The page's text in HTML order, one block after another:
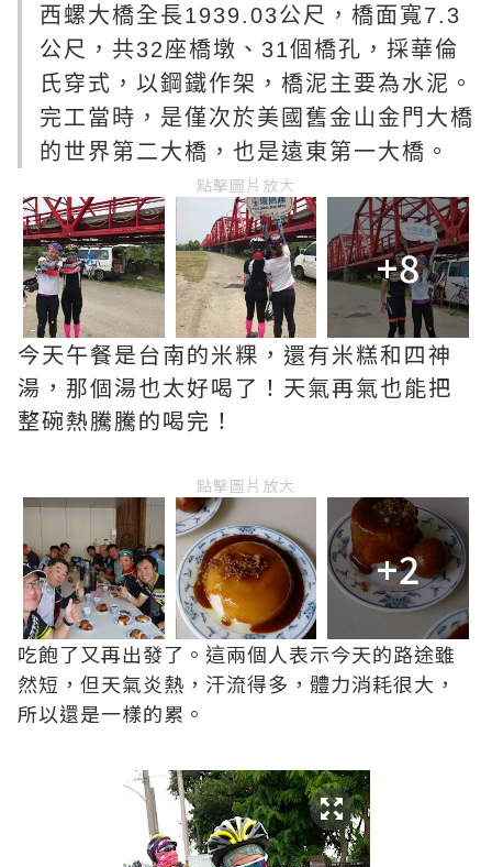
西螺大橋全長1939.03公尺，橋面寬7.3
公尺，共32座橋墩、31個橋孔，採華倫
氏穿式，以鋼鐵作架，橋泥主要為水泥。
完工當時，是僅次於美國舊金山金門大橋
的世界第二大橋，也是遠東第一大橋。
點擊圖片放大
+8
今天午餐是台南的米粿，還有米糕和四神
湯，那個湯也太好喝了！天氣再氣也能把
整碗熱騰騰的喝完！
點擊圖片放大
+2
吃飽了又再出發了。這兩個人表示今天的路途雖
然短，但天氣炎熱，汗流得多，體力消耗很大，
所以還是一樣的累。